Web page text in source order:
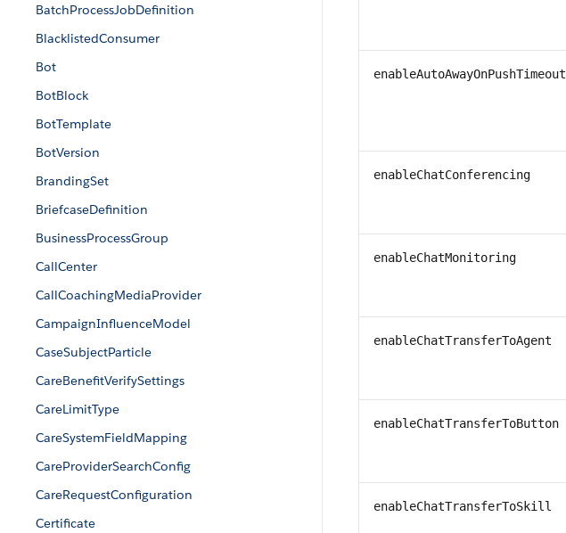
BatchProcessJobDefinition
BlacklistedConsumer
Bot
BotBlock
BotTemplate
BotVersion
BrandingSet
BriefcaseDefinition
BusinessProcessGroup
CallCenter
CallCoachingMediaProvider
CampaignInfluenceModel
CaseSubjectParticle
CareBenefitVerifySettings
CareLimitType
CareSystemFieldMapping
CareProviderSearchConfig
CareRequestConfiguration
Certificate
enableAutoAwayOnPushTimeout
enableChatConferencing
enableChatMonitoring
enableChatTransferToAgent
enableChatTransferToButton
enableChatTransferToSkill